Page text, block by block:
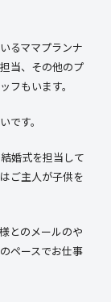
るママプランナ
当、その他のプ
フもいます。
です。
婚式を担当して
ご主人が子供を
とのメールのや
ペースでお仕事